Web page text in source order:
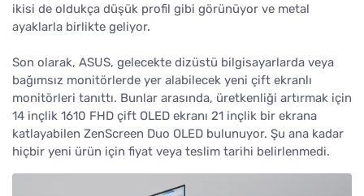
ikisi de oldukça düşük profil gibi görünüyor ve metal
ayaklarla birlikte geliyor.
Son olarak, ASUS, gelecekte dizüstü bilgisayarlarda veya
bağımsız monitörlerde yer alabilecek yeni çift ekranlı
monitörleri tanıttı. Bunlar arasında, üretkenliği artırmak için
14 inçlik 1610 FHD çift OLED ekranı 21 inçlik bir ekrana
katlayabilen ZenScreen Duo OLED bulunuyor. Şu ana kadar
hiçbir yeni ürün için fiyat veya teslim tarihi belirlenmedi.